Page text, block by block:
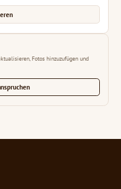
Fotos hinzuzufügen und